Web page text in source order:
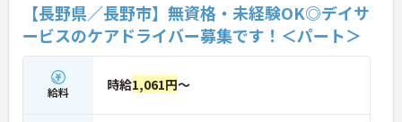
【長野県／長野市】無資格・未経験OK◎デイサ
ービスのケアドライバー募集です！＜パート＞
給料 時給1,061円～